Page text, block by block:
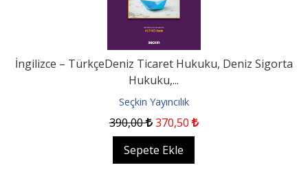
İngilizce – TürkçeDeniz Ticaret Hukuku, Deniz Sigorta
Hukuku,...
Seçkin Yayıncılık
390,00 370,50
Sepete Ekle